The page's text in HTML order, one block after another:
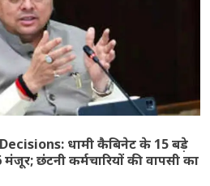
धामी कैबिनेट के 15 बड़े
छंटनी कर्मचारियों की वापसी का